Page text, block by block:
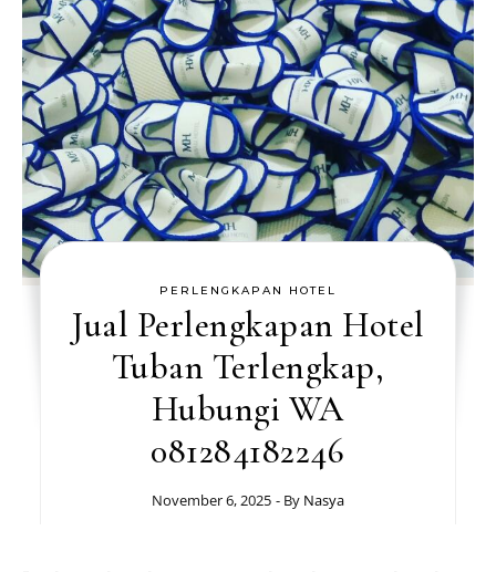
PERLENGKAPAN HOTEL
Jual Perlengkapan Hotel
Tuban Terlengkap,
Hubungi WA
081284182246
November 6, 2025 - By Nasya